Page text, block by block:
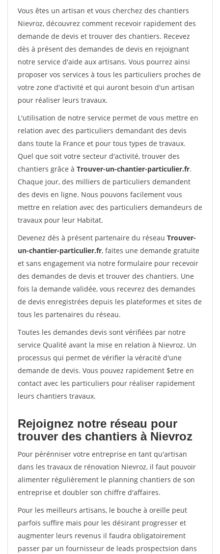
Vous êtes un artisan et vous cherchez des chantiers
Nievroz, découvrez comment recevoir rapidement des
demande de devis et trouver des chantiers. Recevez
dès à présent des demandes de devis en rejoignant
notre service d'aide aux artisans. Vous pourrez ainsi
proposer vos services à tous les particuliers proches de
votre zone d'activité et qui auront besoin d'un artisan
pour réaliser leurs travaux.
L'utilisation de notre service permet de vous mettre en
relation avec des particuliers demandant des devis
dans toute la France et pour tous types de travaux.
Quel que soit votre secteur d'activité, trouver des
chantiers grâce à Trouver-un-chantier-particulier.fr.
Chaque jour, des milliers de particuliers demandent
des devis en ligne. Nous pouvons facilement vous
mettre en relation avec des particuliers demandeurs de
travaux pour leur Habitat.
Devenez dès à présent partenaire du réseau Trouver-
un-chantier-particulier.fr, faites une demande gratuite
et sans engagement via notre formulaire pour recevoir
des demandes de devis et trouver des chantiers. Une
fois la demande validée, vous recevrez des demandes
de devis enregistrées depuis les plateformes et sites de
tous les partenaires du réseau.
Toutes les demandes devis sont vérifiées par notre
service Qualité avant la mise en relation à Nievroz. Un
processus qui permet de vérifier la véracité d'une
demande de devis. Vous pouvez rapidement $etre en
contact avec les particuliers pour réaliser rapidement
leurs chantiers travaux.
Rejoignez notre réseau pour
trouver des chantiers à Nievroz
Pour pérénniser votre entreprise en tant qu'artisan
dans les travaux de rénovation Nievroz, il faut pouvoir
alimenter régulièrement le planning chantiers de son
entreprise et doubler son chiffre d'affaires.
Pour les meilleurs artisans, le bouche à oreille peut
parfois suffire mais pour les désirant progresser et
augmenter leurs revenus il faudra obligatoirement
passer par un fournisseur de leads prospectsion dans